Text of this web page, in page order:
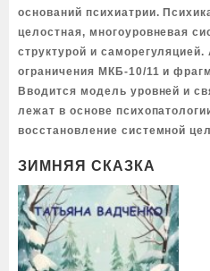
оснований психиатрии.
целостная, многоуровневая
структурой и
ограничения МКБ-10/11 и
Вводится модель уровней и
лежат в основе
восстановление системной
ЗИМНЯЯ СКАЗКА